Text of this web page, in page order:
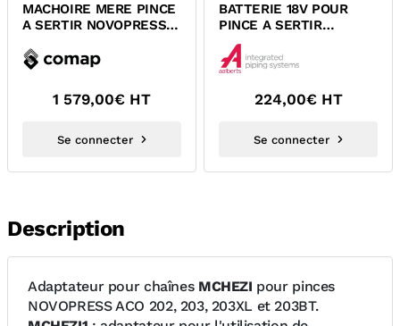
MACHOIRE MERE PINCE
A SERTIR NOVOPRESS
203BT
1 579,00€ HT
Se connecter
BATTERIE 18V POUR
PINCE A SERTIR
NOVOPRESS ACO 202
203 203XL 203BT
224,00€ HT
Se connecter
Description
Adaptateur pour chaînes MCHEZI pour pinces
NOVOPRESS ACO 202, 203, 203XL et 203BT.